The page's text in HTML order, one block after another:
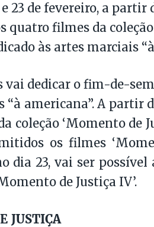
23 de fevereiro, a partir
quatro filmes da
às artes marciais
vai dedicar o fim-de-
“à americana”. A partir
coleção ‘Momento de
os filmes
dia 23, vai ser
de Justiça IV’.
JUSTIÇA